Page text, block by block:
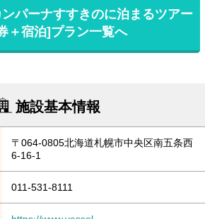
パーナすすきのに泊まるツアー
＋宿泊]プラン一覧へ
施設基本情報
〒064-0805北海道札幌市中央区南五条西
6-16-1
011-531-8111